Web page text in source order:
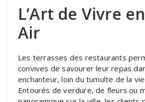
L’Art de Vivre
Air
Les terrasses des restaurants
convives de savourer leur repas
enchanteur, loin du tumulte de la
Entourés de verdure, de fleurs ou